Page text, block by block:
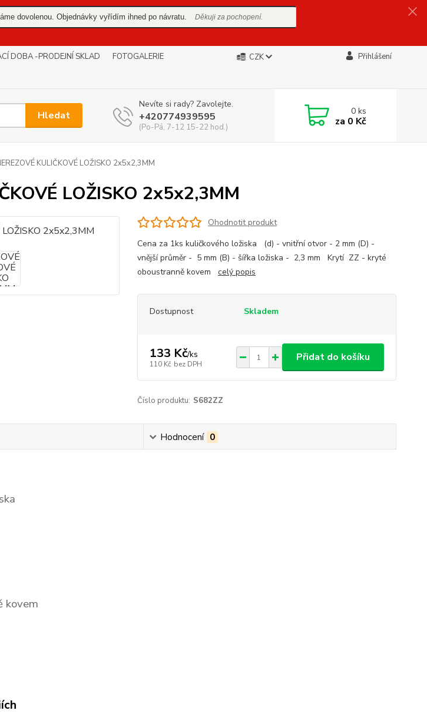
dovolenou. Objednávky vyřídím ihned po návratu. Děkuji za pochopení.
DOBA -PRODEJNÍ SKLAD
FOTOGALERIE
CZK Přihlášení
Hledat
Nevíte si rady? Zavolejte.
+420774939595
(Po-Pá, 7-12 15-22 hod.)
0ks
za 0 Kč
KULIČKOVÉ LOŽISKO 2x5x2,3MM
LOŽISKO 2x5x2,3MM
Ohodnotit produkt
Cena za 1ks kuličkového ložiska (d) - vnitřní otvor - 2 mm (D) -
vnější průměr - 5 mm (B) - šířka ložiska - 2,3 mm Krytí ZZ - kryté
oboustranně kovem celý popis
Dostupnost Skladem
133 Kč/ks
110 Kč bez DPH
Přidat do košíku
Číslo produktu: S682ZZ
Hodnocení 0
kovem